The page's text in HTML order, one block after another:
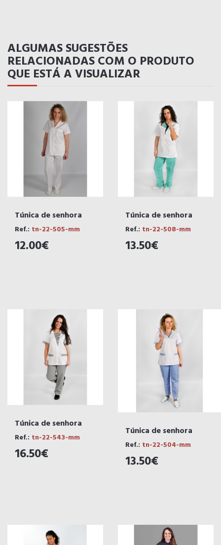
ALGUMAS SUGESTÕES
RELACIONADAS COM O PRODUTO
QUE ESTÁ A VISUALIZAR
Túnica de senhora
Ref.: tn-22-505-mm
12.00€
Túnica de senhora
Ref.: tn-22-508-mm
13.50€
Túnica de senhora
Ref.: tn-22-543-mm
16.50€
Túnica de senhora
Ref.: tn-22-504-mm
13.50€